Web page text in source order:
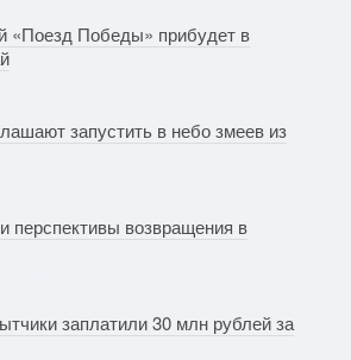
«Поезд Победы» прибудет в
запустить в небо змеев из
перспективы возвращения в
заплатили 30 млн рублей за